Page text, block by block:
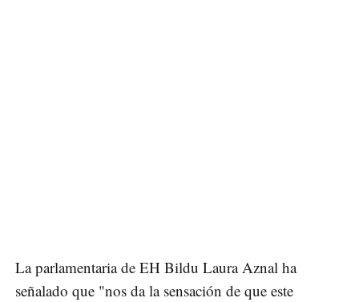
La parlamentaria de EH Bildu Laura Aznal ha
señalado que "nos da la sensación de que este